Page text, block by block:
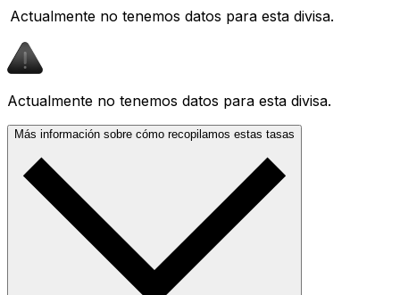
Actualmente no tenemos datos para esta divisa.
Actualmente no tenemos datos para esta divisa.
Más información sobre cómo recopilamos estas tasas